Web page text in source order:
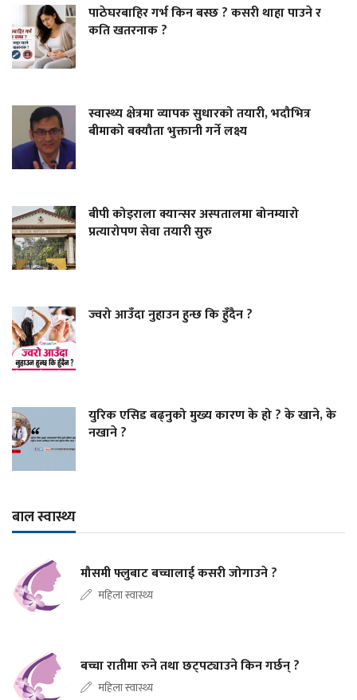
पाठेघरबाहिर गर्भ किन बस्छ ? कसरी थाहा पाउने र
कति खतरनाक ?
स्वास्थ्य क्षेत्रमा व्यापक सुधारको तयारी, भदौभित्र
बीमाको बक्यौता भुक्तानी गर्ने लक्ष्य
बीपी कोइराला क्यान्सर अस्पतालमा बोनम्यारो
प्रत्यारोपण सेवा तयारी सुरु
ज्वरो आउँदा नुहाउन हुन्छ कि हुँदैन ?
युरिक एसिड बढ्नुको मुख्य कारण के हो ? के खाने, के
नखाने ?
बाल स्वास्थ्य
मौसमी फ्लुबाट बच्चालाई कसरी जोगाउने ?
महिला स्वास्थ्य
बच्चा रातीमा रुने तथा छट्पट्याउने किन गर्छन् ?
महिला स्वास्थ्य